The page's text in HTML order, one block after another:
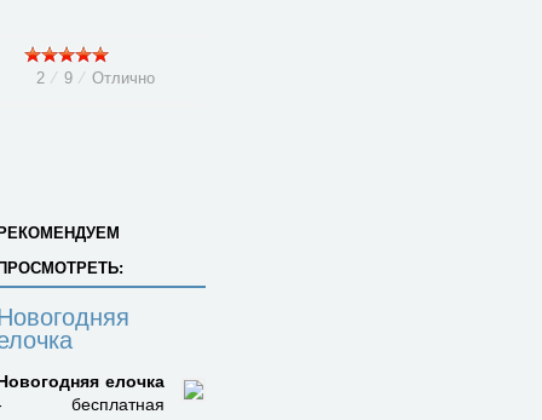
2 ⁄ 9 ⁄ Отлично
елочка
бесплатная